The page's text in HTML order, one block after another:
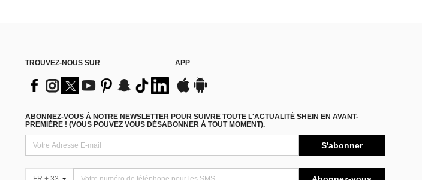
TROUVEZ-NOUS SUR APP
ABONNEZ-VOUS À NOTRE NEWSLETTER POUR SUIVRE TOUTE L'ACTUALITÉ SHEIN EN AVANT-
PREMIÈRE ! (VOUS POUVEZ VOUS DÉSABONNER À TOUT MOMENT).
S'abonner